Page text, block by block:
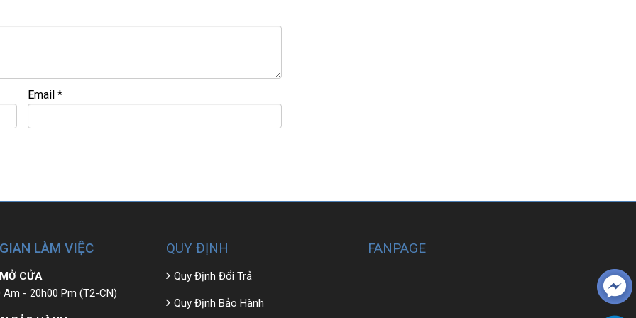
512G, RTX 3050
• GIÁ TỐT💻
Email *
LÀM VIỆC
CỬA
Am - 20h00 Pm (T2-CN)
QUY ĐỊNH
Quy Định Đổi Trả
Quy Định Bảo Hành
FANPAGE